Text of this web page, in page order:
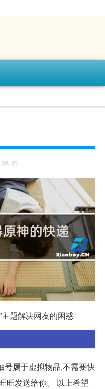
主题解决网友的困惑
号属于虚拟物品,不需要快
旺发送给你。 以上希望